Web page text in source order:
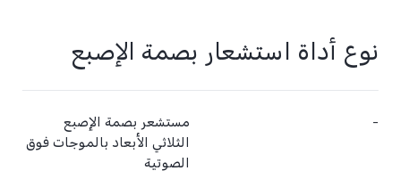
نوع أداة استشعار بصمة الإصبع
-
مستشعر بصمة الإصبع
الثلاثي الأبعاد بالموجات فوق
الصوتية